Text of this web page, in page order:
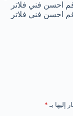
احسن فني فلاتر
احسن فني فلاتر
إليها بـ *